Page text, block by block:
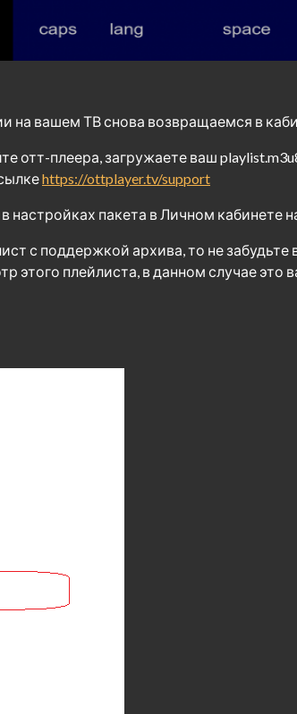
на вашем ТВ снова возвращаемся в
отт-плеера, загружаете ваш
https://ottplayer.tv/support
пакета в Личном кабинете
с поддержкой архива, то не
этого плейлиста, в данном случае это